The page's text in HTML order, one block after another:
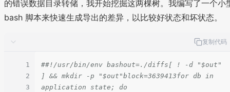
的错误数据目录转储，我开始挖掘这两棵树。我编写了一个小
bash 脚本来快速生成导出的差异，以比较好状态和坏状态。
复制代码
1
2
3
##!/usr/bin/env bashout=./diffs[ ! -d "$out"
] && mkdir -p "$out"block=3639413for db in
application state; do